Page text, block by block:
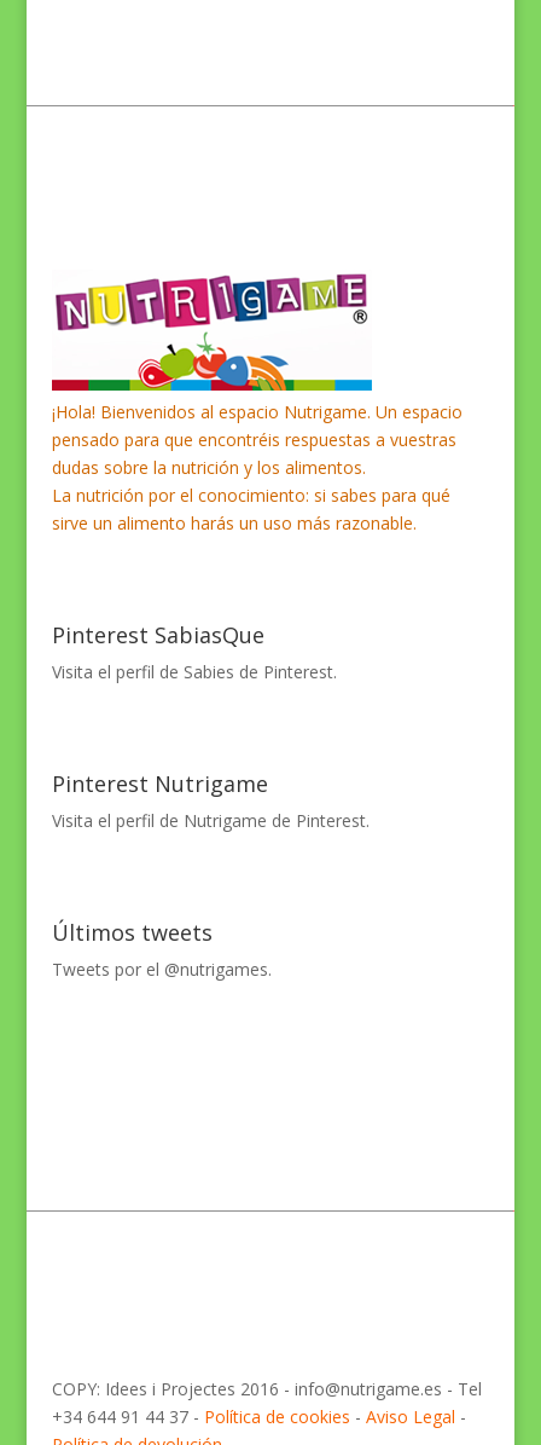
¡Hola! Bienvenidos al espacio Nutrigame. Un espacio
pensado para que encontréis respuestas a vuestras
dudas sobre la nutrición y los alimentos.
La nutrición por el conocimiento: si sabes para qué
sirve un alimento harás un uso más razonable.
Pinterest SabiasQue
Visita el perfil de Sabies de Pinterest.
Pinterest Nutrigame
Visita el perfil de Nutrigame de Pinterest.
Últimos tweets
Tweets por el @nutrigames.
COPY: Idees i Projectes 2016 - info@nutrigame.es - Tel
+34 644 91 44 37 - Política de cookies - Aviso Legal -